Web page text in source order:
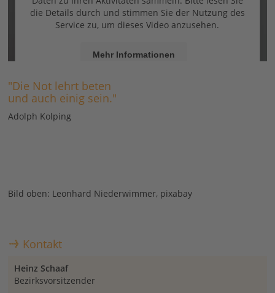
die Details durch und stimmen Sie der Nutzung des
Service zu, um dieses Video anzusehen.
Mehr Informationen
Akzeptieren
powered by
"Die Not lehrt beten
und auch einig sein."
Adolph Kolping
Bild oben: Leonhard Niederwimmer, pixabay
Kontakt
Heinz Schaaf
Bezirksvorsitzender